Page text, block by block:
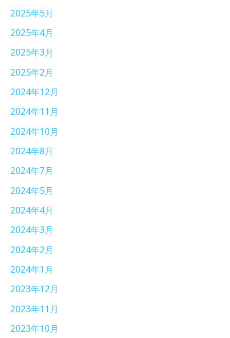
2025年5月
2025年4月
2025年3月
2025年2月
2024年12月
2024年11月
2024年10月
2024年8月
2024年7月
2024年5月
2024年4月
2024年3月
2024年2月
2024年1月
2023年12月
2023年11月
2023年10月